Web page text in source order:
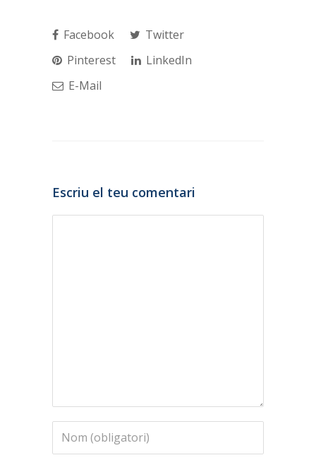
Facebook
Twitter
Pinterest
LinkedIn
E-Mail
Escriu el teu comentari